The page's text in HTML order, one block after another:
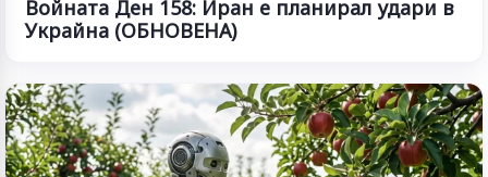
Войната Ден 158: Иран е планирал удари в
Украйна (ОБНОВЕНА)